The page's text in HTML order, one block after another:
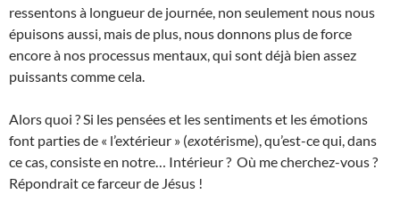
ressentons à longueur de journée, non seulement nous nous
épuisons aussi, mais de plus, nous donnons plus de force
encore à nos processus mentaux, qui sont déjà bien assez
puissants comme cela.
Alors quoi ? Si les pensées et les sentiments et les émotions
font parties de « l’extérieur » (exotérisme), qu’est-ce qui, dans
ce cas, consiste en notre… Intérieur ? Où me cherchez-vous ?
Répondrait ce farceur de Jésus !